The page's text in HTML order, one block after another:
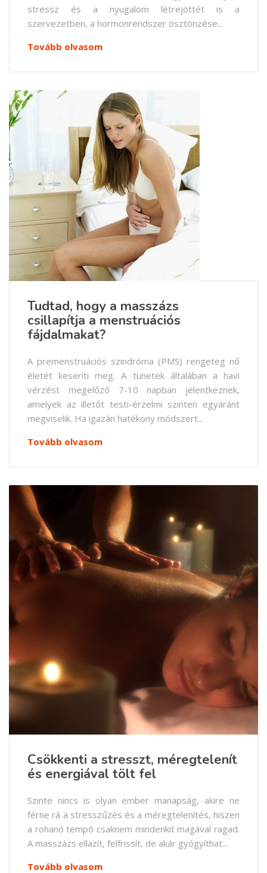
stressz és a nyugalom létrejöttét is a
szervezetben, a hormonrendszer ösztönzése...
Tovább olvasom
Tudtad, hogy a masszázs
csillapítja a menstruációs
fájdalmakat?
A premenstruációs szindróma (PMS) rengeteg nő
életét keseríti meg. A tünetek általában a havi
vérzést megelőző 7-10 napban jelentkeznek,
amelyek az illetőt testi-érzelmi szinten egyaránt
megviselik. Ha igazán hatékony módszert...
Tovább olvasom
Csökkenti a stresszt, méregtelenít
és energiával tölt fel
Szinte nincs is olyan ember manapság, akire ne
férne rá a stresszűzés és a méregtelenítés, hiszen
a rohanó tempó csaknem mindenkit magával ragad.
A masszázs ellazít, felfrissít, de akár gyógyíthat...
Tovább olvasom